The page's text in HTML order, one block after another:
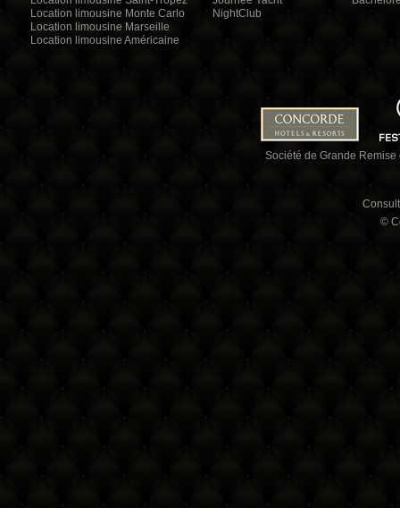
Location limousine Monte Carlo
Location limousine Marseille
Location limousine Américaine
NightClub
Société de Grande Remise
©